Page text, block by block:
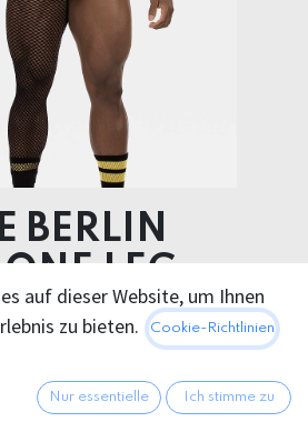
BERLIN
LEG
auf dieser Website, um Ihnen
zu bieten.
Cookie-Richtlinien
Nur essentielle Ich stimme zu